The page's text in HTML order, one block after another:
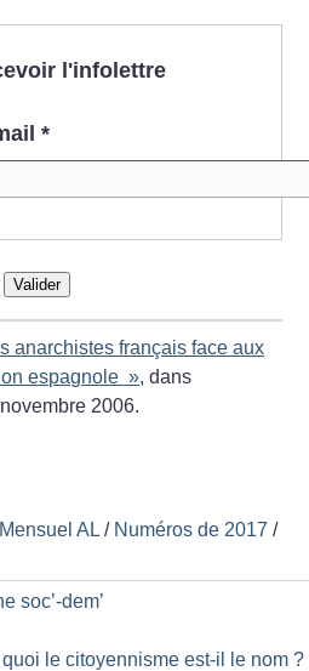
l'infolettre
*
Valider
anarchistes français face aux
espagnole »,dans
2006.
Mensuel AL / Numéros de 2017 /
soc’-dem’
le citoyennisme est-il le nom ?